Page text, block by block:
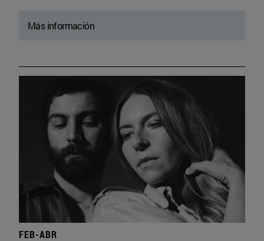
Más información
FEB-ABR